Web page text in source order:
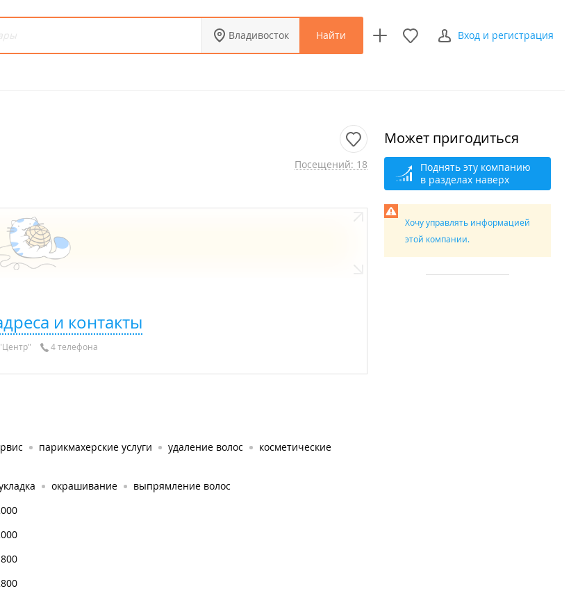
Владивосток Найти Вход и регистрация
Посещений: 18
и контакты
4 телефона
парикмахерские услуги удаление волос
косметические
окрашивание
выпрямление волос
Может пригодиться
Поднять эту компанию
в разделах наверх
Хочу управлять информацией
этой компании.